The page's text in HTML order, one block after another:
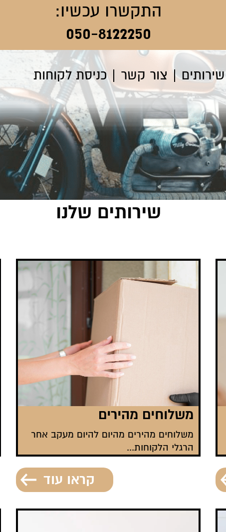
התקשרו עכשיו:
050-8122250
שירותים צור קשר כניסת לקוחות
שירותים שלנו
משלוחים מהירים
משלוחים מהירים מהיום להיום מעקב אחר
הרגלי הלקוחות...
קראו עוד